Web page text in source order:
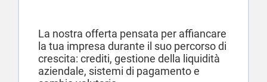
La nostra offerta pensata per affiancare
la tua impresa durante il suo percorso di
crescita: crediti, gestione della liquidità
aziendale, sistemi di pagamento e